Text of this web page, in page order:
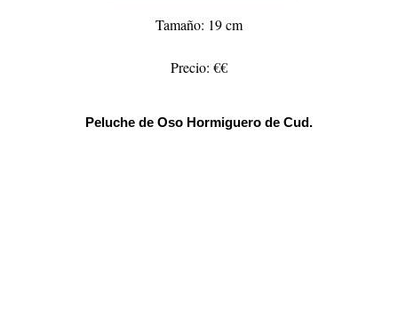
Tamaño: 19 cm
Precio: €€
Peluche de Oso Hormiguero de Cud.